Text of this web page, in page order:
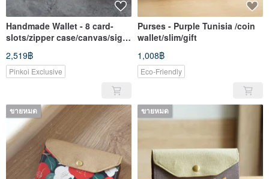
Handmade Wallet - 8 card-
slots/zipper case/canvas/sigil-
2,519฿
Pinkoi Exclusive
Purses - Purple Tunisia /coin
wallet/slim/gift
1,008฿
Eco-Friendly
ขายหมด ขายหมด